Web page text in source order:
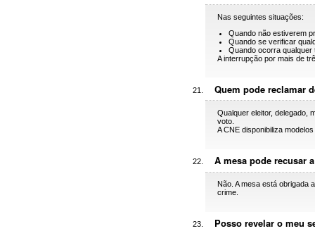
Nas seguintes situações:
Quando não estiverem
Quando se verificar
Quando ocorra qualquer
A interrupção por mais de
Quem pode reclamar
Qualquer eleitor, delegado,
voto.
A CNE disponibiliza
A mesa pode recusar
Não. A mesa está obrigada
crime.
Posso revelar o meu